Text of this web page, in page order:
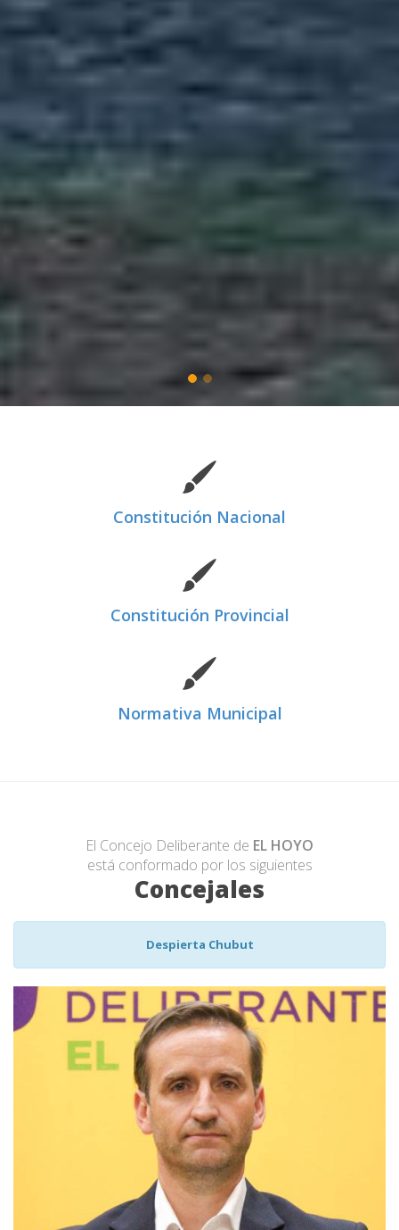
Constitución Nacional
Constitución Provincial
Normativa Municipal
El Concejo Deliberante de EL HOYO
está conformado por los siguientes
Concejales
Despierta Chubut